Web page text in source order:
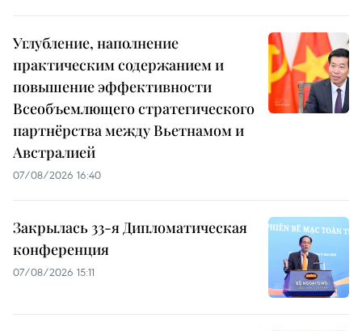
Углубление, наполнение
практическим содержанием и
повышение эффективности
Всеобъемлющего стратегического
партнёрства между Вьетнамом и
Австралией
07/08/2026 16:40
Закрылась 33-я Дипломатическая
конференция
07/08/2026 15:11